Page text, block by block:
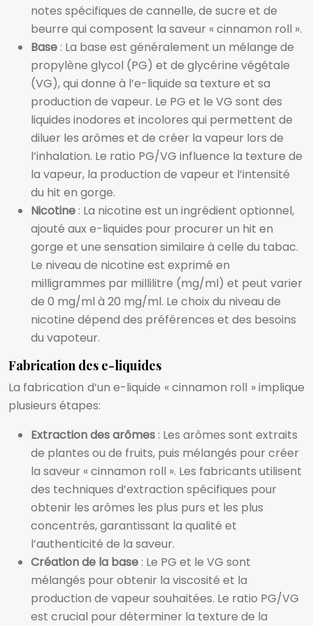
notes spécifiques de cannelle, de sucre et de
beurre qui composent la saveur « cinnamon roll ».
Base : La base est généralement un mélange de
propylène glycol (PG) et de glycérine végétale
(VG), qui donne à l’e-liquide sa texture et sa
production de vapeur. Le PG et le VG sont des
liquides inodores et incolores qui permettent de
diluer les arômes et de créer la vapeur lors de
l’inhalation. Le ratio PG/VG influence la texture de
la vapeur, la production de vapeur et l’intensité
du hit en gorge.
Nicotine : La nicotine est un ingrédient optionnel,
ajouté aux e-liquides pour procurer un hit en
gorge et une sensation similaire à celle du tabac.
Le niveau de nicotine est exprimé en
milligrammes par millilitre (mg/ml) et peut varier
de 0 mg/ml à 20 mg/ml. Le choix du niveau de
nicotine dépend des préférences et des besoins
du vapoteur.
Fabrication des e-liquides
La fabrication d’un e-liquide « cinnamon roll » implique
plusieurs étapes:
Extraction des arômes : Les arômes sont extraits
de plantes ou de fruits, puis mélangés pour créer
la saveur « cinnamon roll ». Les fabricants utilisent
des techniques d’extraction spécifiques pour
obtenir les arômes les plus purs et les plus
concentrés, garantissant la qualité et
l’authenticité de la saveur.
Création de la base : Le PG et le VG sont
mélangés pour obtenir la viscosité et la
production de vapeur souhaitées. Le ratio PG/VG
est crucial pour déterminer la texture de la